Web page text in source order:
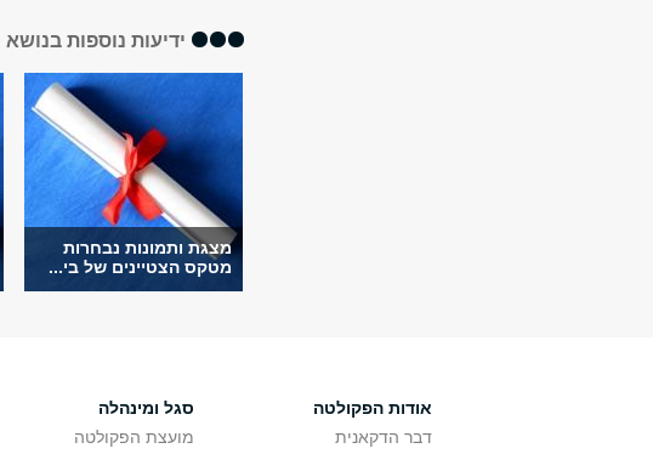
ידיעות נוספות בנושא
מצגת ותמונות נבחרות
מטקס הצטיינים של בי...
אודות הפקולטה
דבר הדקאנית
סגל ומינהלה
מועצת הפקולטה